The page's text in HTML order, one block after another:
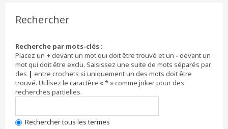
Rechercher
Recherche par mots-clés :
Placez un + devant un mot qui doit être trouvé et un - devant un
mot qui doit être exclu. Saisissez une suite de mots séparés par
des | entre crochets si uniquement un des mots doit être
trouvé. Utilisez le caractère « * » comme joker pour des
recherches partielles.
Rechercher tous les termes